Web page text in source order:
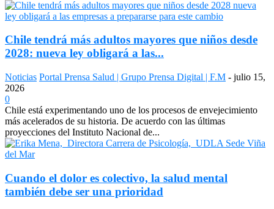
Chile tendrá más adultos mayores que niños desde
2028: nueva ley obligará a las...
Noticias Portal Prensa Salud | Grupo Prensa Digital | F.M - julio 15,
2026
0
Chile está experimentando uno de los procesos de envejecimiento
más acelerados de su historia. De acuerdo con las últimas
proyecciones del Instituto Nacional de...
Cuando el dolor es colectivo, la salud mental
también debe ser una prioridad